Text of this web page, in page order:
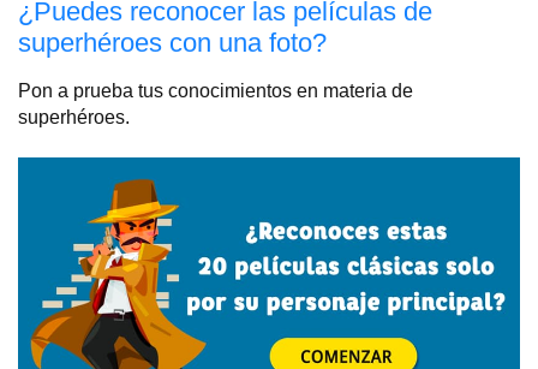
¿Puedes reconocer las películas de
superhéroes con una foto?
Pon a prueba tus conocimientos en materia de
superhéroes.